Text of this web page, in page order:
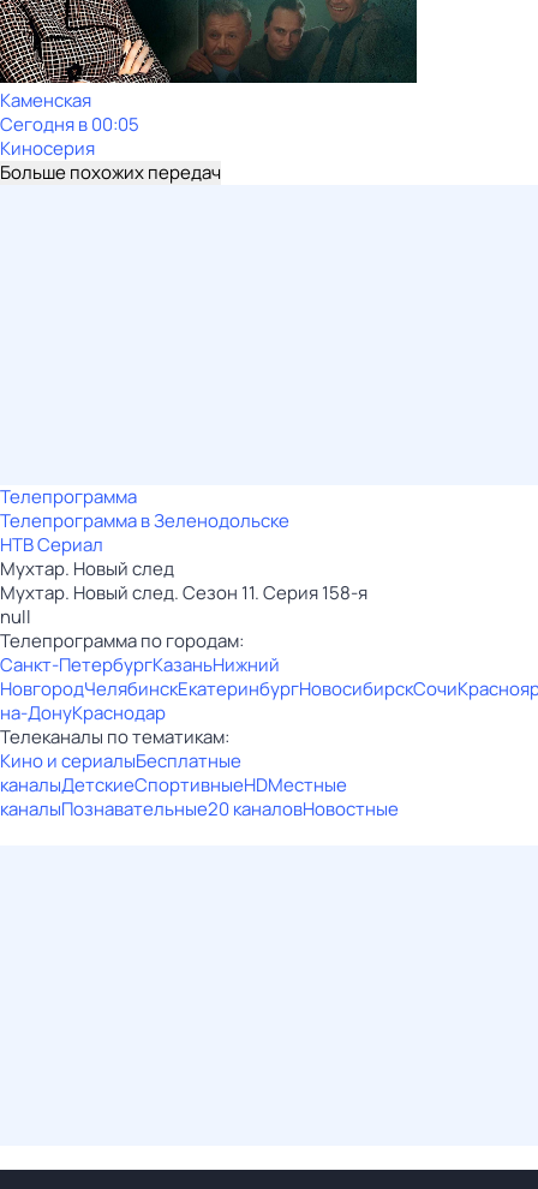
Каменская
Сегодня в 00:05
Киносерия
Больше похожих передач
Телепрограмма
Телепрограмма в Зеленодольске
НТВ Сериал
Мухтар. Новый след
Мухтар. Новый след. Сезон 11. Серия 158-я
null
Телепрограмма по городам:
Санкт-ПетербургКазаньНижний
НовгородЧелябинскЕкатеринбургНовосибирскСочи
на-ДонуКраснодар
Телеканалы по тематикам:
Кино и сериалыБесплатные
каналыДетскиеСпортивныеHDМестные
каналыПознавательные20 каналовНовостные